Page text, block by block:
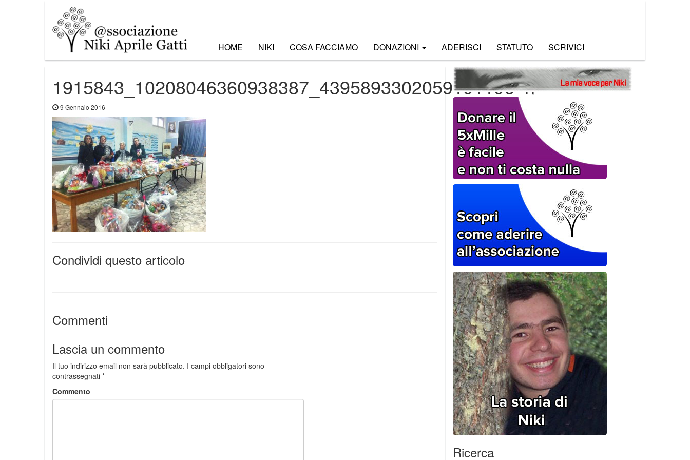
HOME NIKI COSA FACCIAMO DONAZIONI ADERISCI STATUTO SCRIVICI
1915843_10208046360938387_4395893302059191196_n
9 Gennaio 2016
Condividi questo articolo
Commenti
Lascia un commento
Il tuo indirizzo email non sarà pubblicato. I campi obbligatori sono
contrassegnati *
Commento
Ricerca